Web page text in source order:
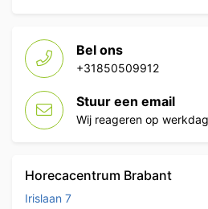
Bel ons
+31850509912
Stuur een email
Wij reageren op
Horecacentrum Brabant
Irislaan 7